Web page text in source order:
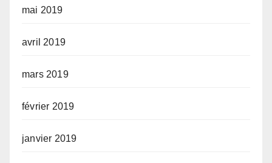
mai 2019
avril 2019
mars 2019
février 2019
janvier 2019